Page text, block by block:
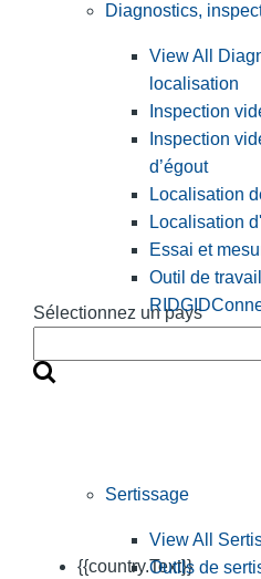
Sélectionnez un pays
{{country.Text}}
Diagnostics,
View All
localisation
Inspection
Inspection
d’égout
Localisation
Localisation
Essai et
Outil de
Sertissage
View All
Outils de